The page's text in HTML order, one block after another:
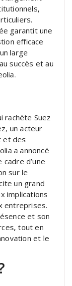
garantit une
efficace
large
succès et au
rachète Suez
un acteur
et des
a annoncé
d’une
sur le
un grand
implications
entreprises.
et son
tout en
et le